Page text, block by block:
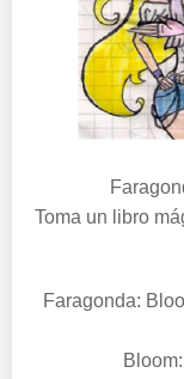
Toma un libro
Faragonda: